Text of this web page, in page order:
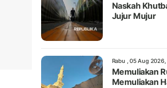
Naskah
Jujur Mujur
Rabu , 05 Aug 2026,
Memuliakan
Memuliakan